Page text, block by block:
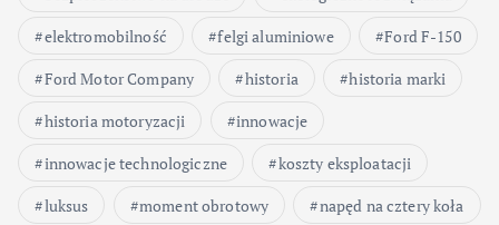
elektromobilność
felgi aluminiowe
Ford F-150
Ford Motor Company
historia
historia marki
historia motoryzacji
innowacje
innowacje technologiczne
koszty eksploatacji
luksus
moment obrotowy
napęd na cztery koła